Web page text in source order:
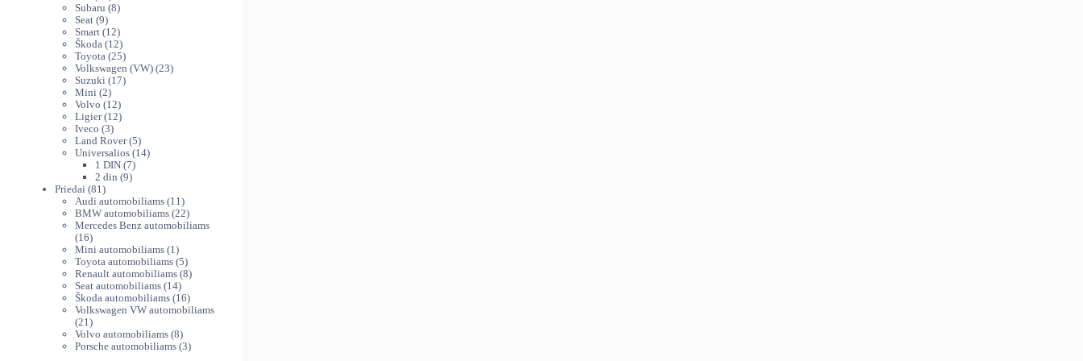
produktų
Subaru 88
Seat 99
produktai
Smart 1212
produktų
Škoda 1212
produktų
Toyota 2525
produktai
Volkswagen (VW) 2323
Suzuki 1717
Mini 22
produktai
Volvo 1212
produktų
Ligier 1212
Iveco 33
produktai
Land Rover 55
produktai
Universalios 1414
1 DIN 77
produktai
2 din 99
Priedai 81 81
produktas
Audi automobiliams 11 11
produktų
BMW automobiliams 2222
produktai
Mercedes Benz automobiliams
1616
produktų
Mini automobiliams 1 1
produktas
Toyota automobiliams 55
produktai
Renault automobiliams 88
Seat automobiliams 1414
produktų
Škoda automobiliams 1616
produktų
Volkswagen VW automobiliams
21 21
produktas
Volvo automobiliams 88
produktai
Porsche automobiliams 33